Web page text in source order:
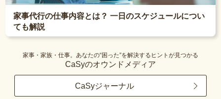
家事代行の仕事内容とは？ 一日のスケジュールについ
ても解説
家事・家族・仕事。あなたの“困った”を解決するヒントが見つかる
CaSyのオウンドメディア
CaSyジャーナル